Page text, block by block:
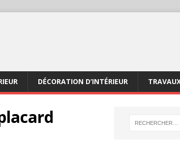
DÉCORATION D’INTÉRIEUR